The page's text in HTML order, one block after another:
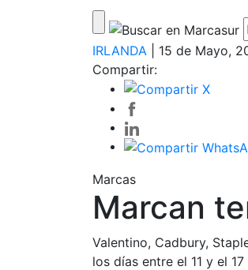
IRLANDA | 15 de Mayo,
Compartir:
Marcas
Marcan
Valentino, Cadbury,
los días entre el 11 y el